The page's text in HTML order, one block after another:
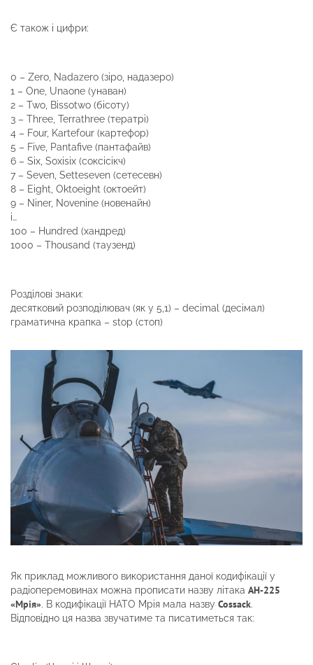
Є також і цифри:
0 – Zero, Nadazero (зіро, надазеро)
1 – One, Unaone (унаван)
2 – Two, Bissotwo (бісоту)
3 – Three, Terrathree (тератрі)
4 – Four, Kartefour (картефор)
5 – Five, Pantafive (пантафайв)
6 – Six, Soxisix (соксісікч)
7 – Seven, Setteseven (сетесевн)
8 – Eight, Oktoeight (октоейт)
9 – Niner, Novenine (новенайн)
і…
100 – Hundred (хандред)
1000 – Thousand (таузенд)
Розділові знаки:
десятковий розподілювач (як у 5,1) – decimal (десімал)
граматична крапка – stop (стоп)
Як приклад можливого використання даної кодифікації у
радіоперемовинах можна прописати назву літака АН-225
«Мрія». В кодифікації НАТО Мрія мала назву Cossack.
Відповідно ця назва звучатиме та писатиметься так: